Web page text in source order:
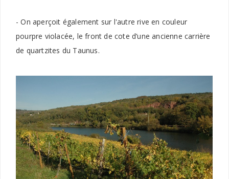
- On aperçoit également sur l'autre rive en couleur
pourpre violacée, le front de cote d’une ancienne carrière
de quartzites du Taunus.